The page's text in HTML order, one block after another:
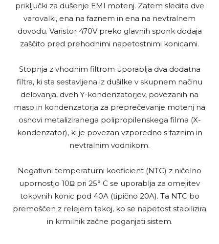
priključki za dušenje EMI motenj. Zatem sledita dve
varovalki, ena na faznem in ena na nevtralnem
dovodu. Varistor 470V preko glavnih sponk dodaja
zaščito pred prehodnimi napetostnimi konicami.
Stopnja z vhodnim filtrom uporablja dva dodatna
filtra, ki sta sestavljena iz dušilke v skupnem načinu
delovanja, dveh Y-kondenzatorjev, povezanih na
maso in kondenzatorja za preprečevanje motenj na
osnovi metaliziranega polipropilenskega filma (X-
kondenzator), ki je povezan vzporedno s faznim in
nevtralnim vodnikom.
Negativni temperaturni koeficient (NTC) z ničelno
upornostjo 10Ω pri 25° C se uporablja za omejitev
tokovnih konic pod 40A (tipično 20A). Ta NTC bo
premoščen z relejem takoj, ko se napetost stabilizira
in krmilnik začne poganjati sistem.